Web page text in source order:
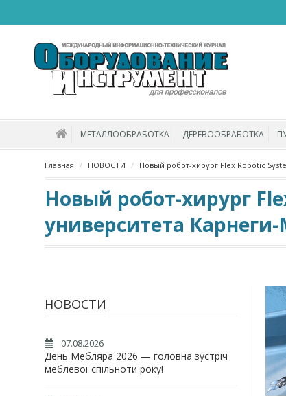
МЕТАЛЛООБРАБОТКА ДЕРЕВООБРАБОТКА
Главная НОВОСТИ Новый робот-хирург Flex Robotic
Новый робот-хирург
университета
НОВОСТИ
07.08.2026
День Мебляра 2026 — головна зустріч
меблевої спільноти року!